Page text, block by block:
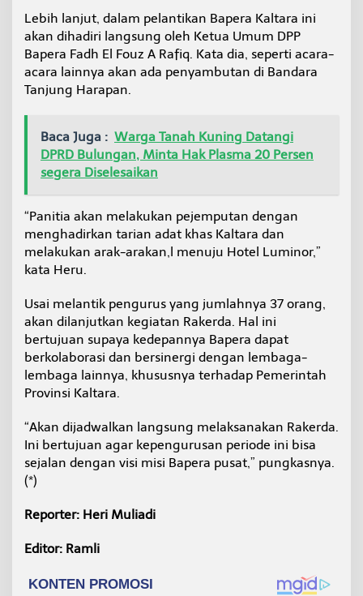
Lebih lanjut, dalam pelantikan Bapera Kaltara ini
akan dihadiri langsung oleh Ketua Umum DPP
Bapera Fadh El Fouz A Rafiq. Kata dia, seperti acara-
acara lainnya akan ada penyambutan di Bandara
Tanjung Harapan.
Baca Juga : Warga Tanah Kuning Datangi
DPRD Bulungan, Minta Hak Plasma 20 Persen
segera Diselesaikan
“Panitia akan melakukan pejemputan dengan
menghadirkan tarian adat khas Kaltara dan
melakukan arak-arakan,l menuju Hotel Luminor,”
kata Heru.
Usai melantik pengurus yang jumlahnya 37 orang,
akan dilanjutkan kegiatan Rakerda. Hal ini
bertujuan supaya kedepannya Bapera dapat
berkolaborasi dan bersinergi dengan lembaga-
lembaga lainnya, khususnya terhadap Pemerintah
Provinsi Kaltara.
“Akan dijadwalkan langsung melaksanakan Rakerda.
Ini bertujuan agar kepengurusan periode ini bisa
sejalan dengan visi misi Bapera pusat,” pungkasnya.
(*)
Reporter: Heri Muliadi
Editor: Ramli